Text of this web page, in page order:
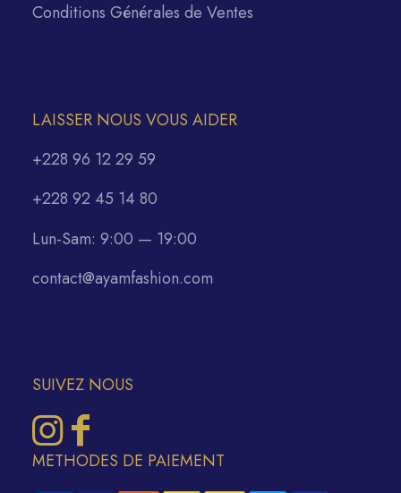
Conditions Générales de Ventes
LAISSER NOUS VOUS AIDER
+228 96 12 29 59
+228 92 45 14 80
Lun-Sam: 9:00 — 19:00
contact@ayamfashion.com
SUIVEZ NOUS
METHODES DE PAIEMENT